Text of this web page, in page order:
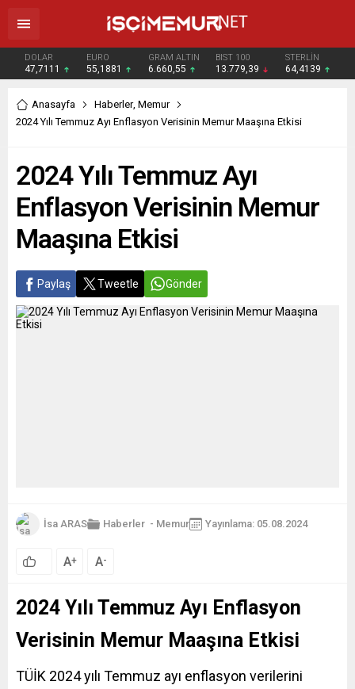
DOLAR
47,7111
EURO
55,1881
GRAM ALTIN
6.660,55
BIST 100
13.779,39
STERLİN
64,4139
Anasayfa Haberler, Memur
2024 Yılı Temmuz Ayı Enflasyon Verisinin Memur Maaşına Etkisi
2024 Yılı Temmuz Ayı
Enflasyon Verisinin Memur
Maaşına Etkisi
Paylaş Tweetle Gönder
İsa ARAS Haberler - Memur Yayınlama: 05.08.2024
A+ A-
2024 Yılı Temmuz Ayı Enflasyon
Verisinin Memur Maaşına Etkisi
TÜİK 2024 yılı Temmuz ayı enflasyon verilerini